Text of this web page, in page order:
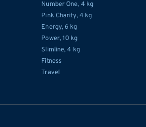
Number One, 4 kg
Pink Charity, 4 kg
Energy, 6 kg
Power, 10 kg
Slimline, 4 kg
Fitness
Travel